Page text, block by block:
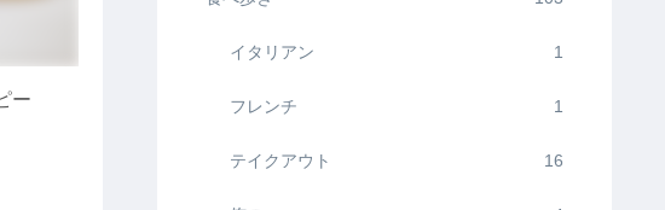
ー
イタリアン 1
フレンチ 1
テイクアウト 16